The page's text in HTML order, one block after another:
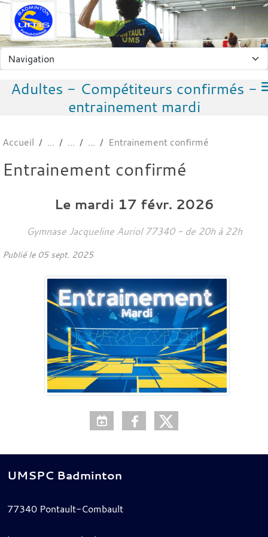
Adultes - Compétiteurs confirmés -
entrainement mardi
Accueil Entrainement confirmé
Entrainement confirmé
Le mardi 17 févr. 2026
Gymnase Jacqueline Auriol 77340 - de 20h à 22h
Publié le 05 sept. 2025
UMSPC Badminton
77340 Pontault-Combault
Panneau de gestion des cookies